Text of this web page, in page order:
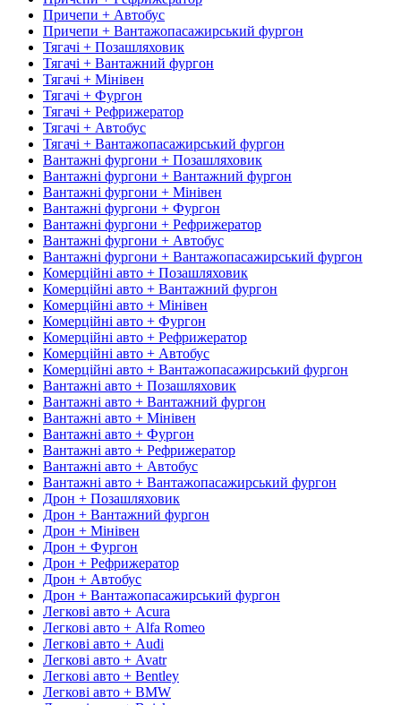
Причепи + Автобус
Причепи + Вантажопасажирський фургон
Тягачі + Позашляховик
Тягачі + Вантажний фургон
Тягачі + Мінівен
Тягачі + Фургон
Тягачі + Рефрижератор
Тягачі + Автобус
Тягачі + Вантажопасажирський фургон
Вантажні фургони + Позашляховик
Вантажні фургони + Вантажний фургон
Вантажні фургони + Мінівен
Вантажні фургони + Фургон
Вантажні фургони + Рефрижератор
Вантажні фургони + Автобус
Вантажні фургони + Вантажопасажирський фургон
Комерційні авто + Позашляховик
Комерційні авто + Вантажний фургон
Комерційні авто + Мінівен
Комерційні авто + Фургон
Комерційні авто + Рефрижератор
Комерційні авто + Автобус
Комерційні авто + Вантажопасажирський фургон
Вантажні авто + Позашляховик
Вантажні авто + Вантажний фургон
Вантажні авто + Мінівен
Вантажні авто + Фургон
Вантажні авто + Рефрижератор
Вантажні авто + Автобус
Вантажні авто + Вантажопасажирський фургон
Дрон + Позашляховик
Дрон + Вантажний фургон
Дрон + Мінівен
Дрон + Фургон
Дрон + Рефрижератор
Дрон + Автобус
Дрон + Вантажопасажирський фургон
Легкові авто + Acura
Легкові авто + Alfa Romeo
Легкові авто + Audi
Легкові авто + Avatr
Легкові авто + Bentley
Легкові авто + BMW